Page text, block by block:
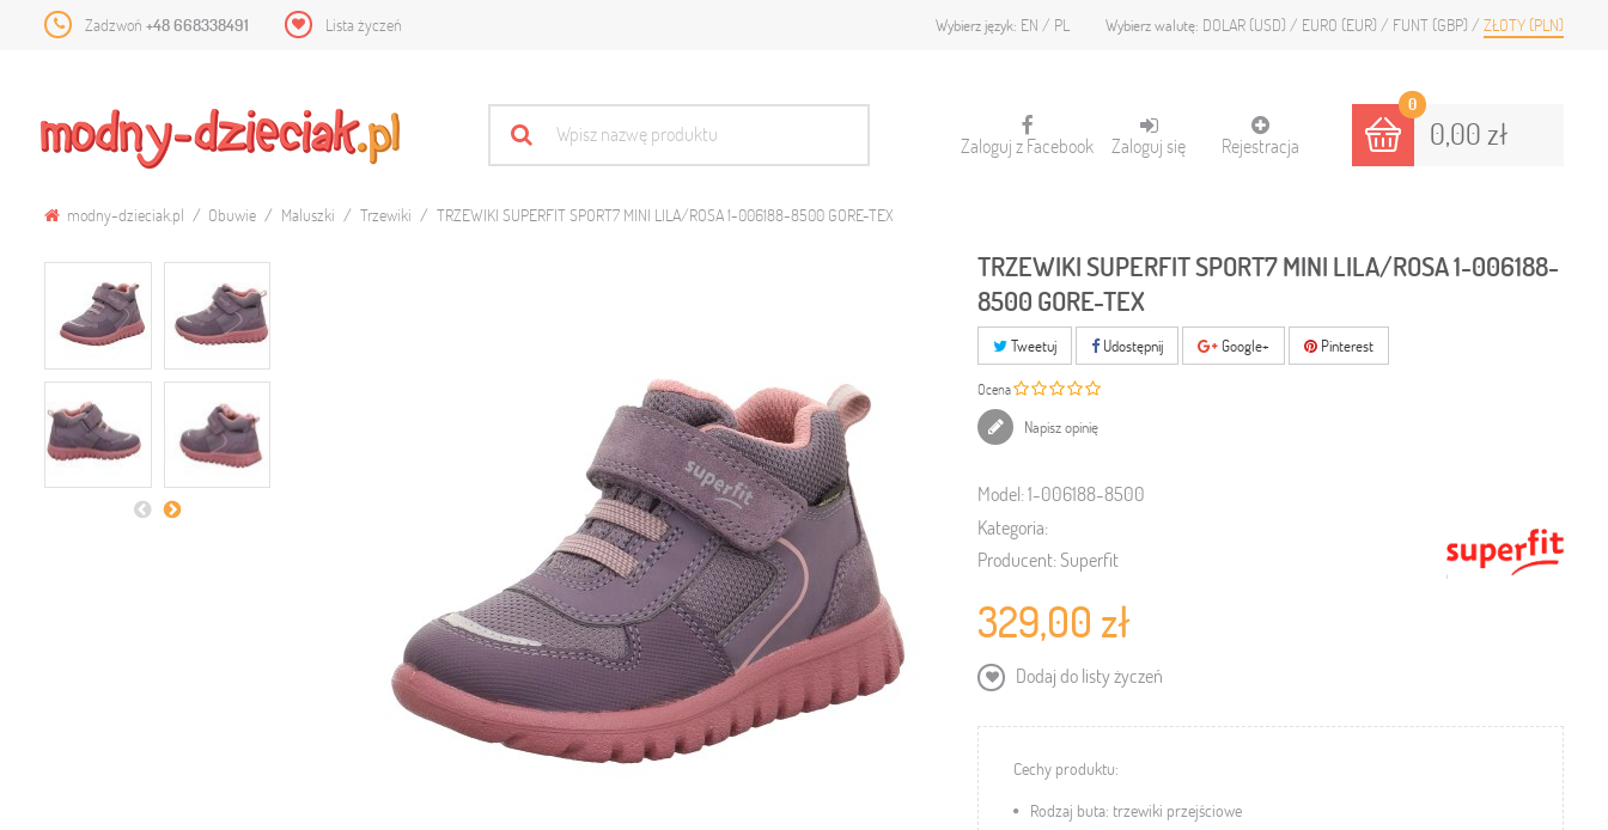
Zadzwoń +48 668338491 Lista życzeń Wybierz walutę: DOLAR (USD) EURO (EUR) FUNT (GBP) ZŁOTY (PLN)
Wybierz język: EN PL
0
0,00 zł
Zaloguj się Rejestracja
Zaloguj z Facebook
modny-dzieciak.pl Obuwie Maluszki Trzewiki TRZEWIKI SUPERFIT SPORT7 MINI LILA/ROSA 1-006188-8500 GORE-TEX
TRZEWIKI SUPERFIT SPORT7 MINI LILA/ROSA 1-006188-
8500 GORE-TEX
Tweetuj Udostępnij Google+ Pinterest
Ocena
Napisz opinię
Model:1-006188-8500
Kategoria:
Producent:Superfit
329,00 zł
Dodaj do listy życzeń
Cechy produktu:
Rodzaj buta: trzewiki przejściowe